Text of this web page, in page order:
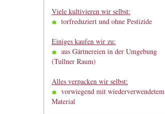
Viele kultivieren wir selbst:
torfreduziert und ohne Pestizide
Einiges kaufen wir zu:
aus Gärtnereien in der Umgebung
(Tullner Raum)
Alles verpacken wir selbst:
vorwiegend mit wiederverwendetem
Material